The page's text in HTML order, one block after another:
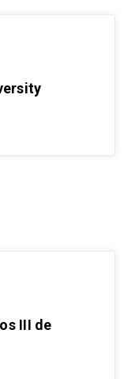
III de